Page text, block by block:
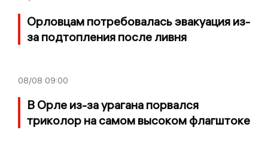
Орловцам потребовалась эвакуация из-
за подтопления после ливня
08/08 09:00
В Орле из-за урагана порвался
триколор на самом высоком флагштоке